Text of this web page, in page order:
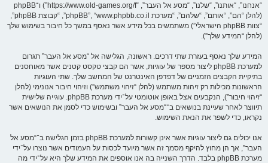
“אנחנו”, “אותנו”, “שלנו”, “מסע אל העבר”, “https://www.old-games.org/f”) ו־phpBB
(להלן “הם”, “אותם”, “שלהם”, “מערכת phpBB”, “www.phpbb.co.il”, “קבוצת phpBB”,
“צוות phpBB הישראלי”) משתמשים בכל מידע אשר נאסף במשך כל חיבור בשימוש שלך
(להלן “המידע שלך”).
המידע שלך נאסף בעזרת שתי דרכים. ראשונה, הגלישה אל “מסע אל העבר” תגרום
למערכת phpBB ליצור מספר של עוגיות, אשר הם קבצי טקסט קטנים אשר מאוחסנים
בתיקיית הקבצים הזמניים של דפדפן האינטרנט של המחשב שלך. שתי העוגיות
הראשונות מכילות רק זיהות משתמש (להלן “זיהוי משתמש”) וזיהוי חיבור אנונימי (להלן
“זיהוי חיבור”), הנקבעים אצל באופן אוטומטי על־ידי מערכת phpBB. עוגייה שלישית
תיווצר לאחר שעיינת בנושאים ב־“מסע אל העבר” ובשימוש כדי לסמן את הנושאים אשר
נקראו, כדי לשפר את הנאת השימוש.
אנו יכולים גם ליצור עוגיות אשר אינן קשורות למערכת phpBB בזמן הגלישה ב־“מסע אל
העבר”, אך הן מחוץ להיקף מסמך זה אשר מיועד לכסות על העמודים אשר נוצרו על־ידי
מערכת phpBB בלבד. הדרך השנייה בה אנו אוספים את המידע שלך היא על־ידי מה